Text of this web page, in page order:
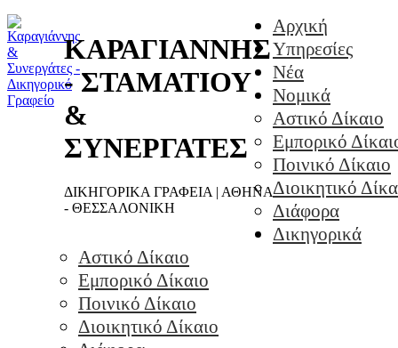
ΚΑΡΑΓΙΑΝΝΗΣ
- ΣΤΑΜΑΤΙΟΥ
&
ΣΥΝΕΡΓΑΤΕΣ
ΔΙΚΗΓΟΡΙΚΑ ΓΡΑΦΕΙΑ | ΑΘΗΝΑ
- ΘΕΣΣΑΛΟΝΙΚΗ
Αρχική
Υπηρεσίες
Νέα
Νομικά
Αστικό Δίκαιο
Εμπορικό
Ποινικό Δίκαιο
Διοικητικό
Διάφορα
Δικηγορικά
Αστικό Δίκαιο
Εμπορικό Δίκαιο
Ποινικό Δίκαιο
Διοικητικό Δίκαιο